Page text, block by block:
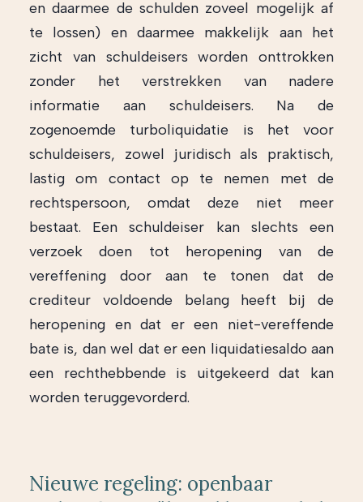
en daarmee de schulden zoveel mogelijk af
te lossen) en daarmee makkelijk aan het
zicht van schuldeisers worden onttrokken
zonder het verstrekken van nadere
informatie aan schuldeisers. Na de
zogenoemde turboliquidatie is het voor
schuldeisers, zowel juridisch als praktisch,
lastig om contact op te nemen met de
rechtspersoon, omdat deze niet meer
bestaat. Een schuldeiser kan slechts een
verzoek doen tot heropening van de
vereffening door aan te tonen dat de
crediteur voldoende belang heeft bij de
heropening en dat er een niet-vereffende
bate is, dan wel dat er een liquidatiesaldo aan
een rechthebbende is uitgekeerd dat kan
worden teruggevorderd.
Nieuwe regeling: openbaar